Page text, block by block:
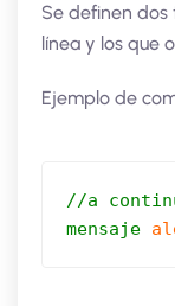
Se definen dos
línea y los que
Ejemplo de
//a
mensaje